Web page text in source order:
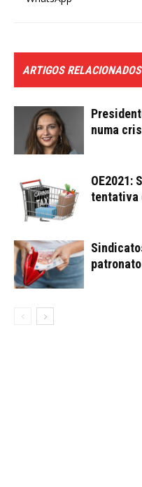
ARTIGOS RELACIONADOS
numa
OE2021:
tentativa